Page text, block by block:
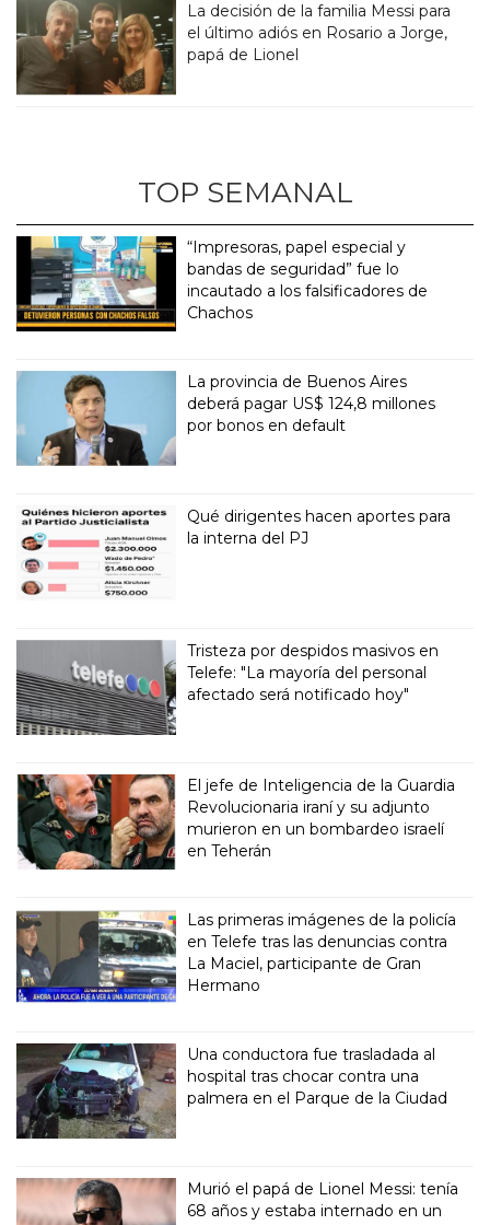
La decisión de la familia Messi para
el último adiós en Rosario a Jorge,
papá de Lionel
TOP SEMANAL
“Impresoras, papel especial y
bandas de seguridad” fue lo
incautado a los falsificadores de
Chachos
La provincia de Buenos Aires
deberá pagar US$ 124,8 millones
por bonos en default
Qué dirigentes hacen aportes para
la interna del PJ
Tristeza por despidos masivos en
Telefe: "La mayoría del personal
afectado será notificado hoy"
El jefe de Inteligencia de la Guardia
Revolucionaria iraní y su adjunto
murieron en un bombardeo israelí
en Teherán
Las primeras imágenes de la policía
en Telefe tras las denuncias contra
La Maciel, participante de Gran
Hermano
Una conductora fue trasladada al
hospital tras chocar contra una
palmera en el Parque de la Ciudad
Murió el papá de Lionel Messi: tenía
68 años y estaba internado en un